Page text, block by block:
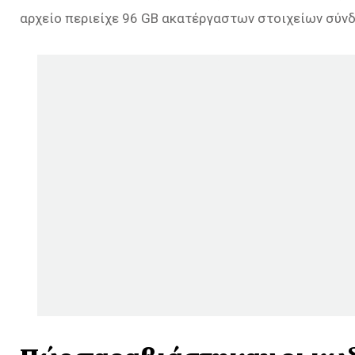
αρχείο περιείχε 96 GB ακατέργαστων στοιχείων